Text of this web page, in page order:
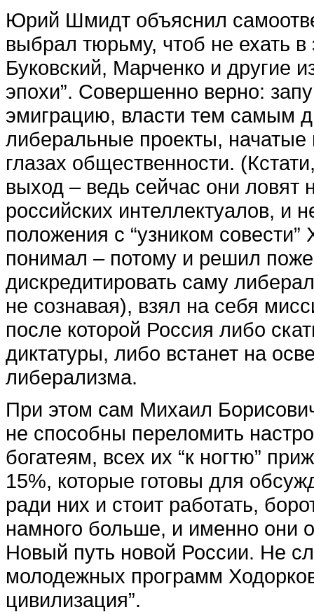
Юрий Шмидт объяснил
выбрал тюрьму, чтоб не ехать
Буковский, Марченко и другие
эпохи”. Совершенно верно:
эмиграцию, власти тем самым
либеральные проекты,
глазах общественности.
выход – ведь сейчас они ловят
российских интеллектуалов, и
положения с “узником совести”
понимал – потому и решил
дискредитировать саму
не сознавая), взял на себя
после которой Россия либо
диктатуры, либо встанет на
либерализма.
При этом сам Михаил
не способны переломить
богатеям, всех их “к ногтю”
15%, которые готовы для
ради них и стоит работать,
намного больше, и именно они
Новый путь новой России. Не
молодежных программ
цивилизация”.